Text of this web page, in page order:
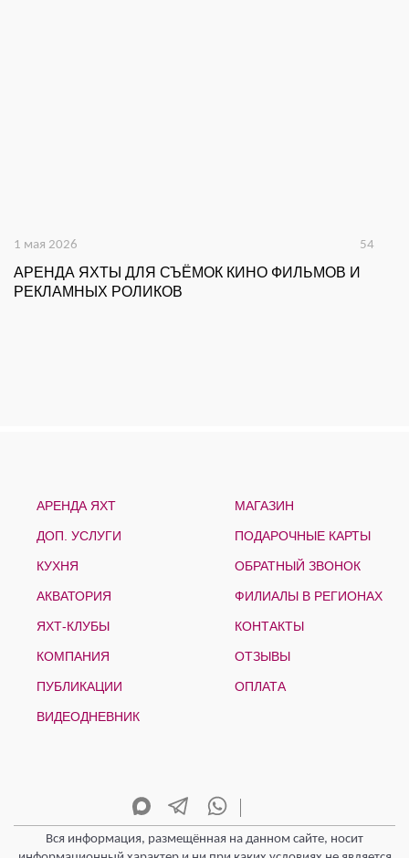
1 мая 2026 54
АРЕНДА ЯХТЫ ДЛЯ СЪЁМОК КИНО ФИЛЬМОВ И
РЕКЛАМНЫХ РОЛИКОВ
АРЕНДА ЯХТ
ДОП. УСЛУГИ
КУХНЯ
АКВАТОРИЯ
ЯХТ-КЛУБЫ
КОМПАНИЯ
ПУБЛИКАЦИИ
ВИДЕОДНЕВНИК
МАГАЗИН
ПОДАРОЧНЫЕ КАРТЫ
ОБРАТНЫЙ ЗВОНОК
ФИЛИАЛЫ В РЕГИОНАХ
КОНТАКТЫ
ОТЗЫВЫ
ОПЛАТА
Вся информация, размещённая на данном сайте, носит